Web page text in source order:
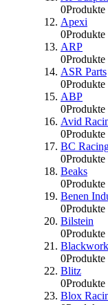
0
Apexi
0
ARP
0
ASR Parts
0
ABP
0
Avid
0
BC
0
Beaks
0
Benen
0
Bilstein
0
0
Blitz
0
Blox